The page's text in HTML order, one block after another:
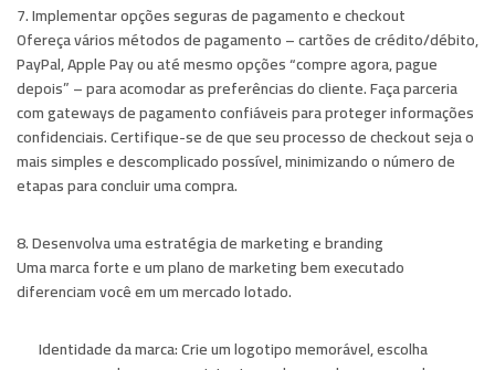
7. Implementar opções seguras de pagamento e checkout
Ofereça vários métodos de pagamento – cartões de crédito/débito,
PayPal, Apple Pay ou até mesmo opções “compre agora, pague
depois” – para acomodar as preferências do cliente. Faça parceria
com gateways de pagamento confiáveis ​​para proteger informações
confidenciais. Certifique-se de que seu processo de checkout seja o
mais simples e descomplicado possível, minimizando o número de
etapas para concluir uma compra.
8. Desenvolva uma estratégia de marketing e branding
Uma marca forte e um plano de marketing bem executado
diferenciam você em um mercado lotado.
Identidade da marca:Crie um logotipo memorável, escolha